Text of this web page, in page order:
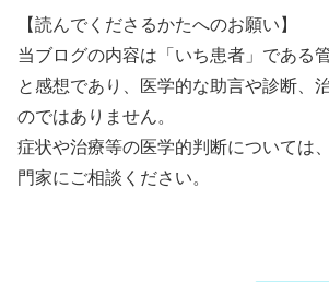
【読んでくださるかたへのお願い】
当ブログの内容は「いち患者」である
と感想であり、医学的な助言や診断、
のではありません。
症状や治療等の医学的判断については
門家にご相談ください。